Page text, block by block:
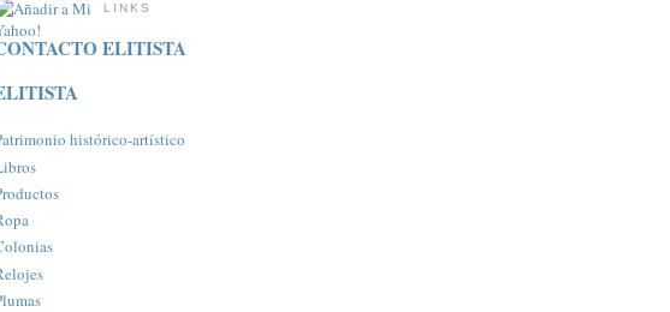
LINKS
ELITISTA
histórico-artí­stico